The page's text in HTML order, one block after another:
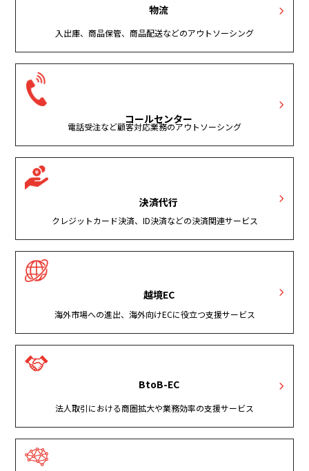
物流
入出庫、商品保管、商品配送などのアウトソーシング
コールセンター
電話受注など顧客対応業務のアウトソーシング
決済代行
クレジットカード決済、ID決済などの決済関連サービス
越境EC
海外市場への進出、海外向けECに役立つ支援サービス
BtoB-EC
法人取引における商圏拡大や業務効率の支援サービス